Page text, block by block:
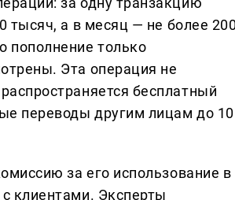
тысяч, а в месяц — не более
пополнение только
Эта операция не
бесплатный
переводы другим лицам до
за его использование в
клиентами. Эксперты